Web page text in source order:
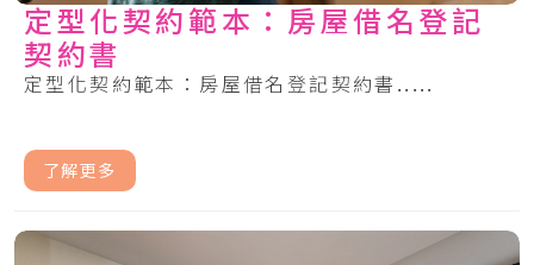
定型化契約範本：房屋借名登記
契約書
定型化契約範本：房屋借名登記契約書.....
了解更多